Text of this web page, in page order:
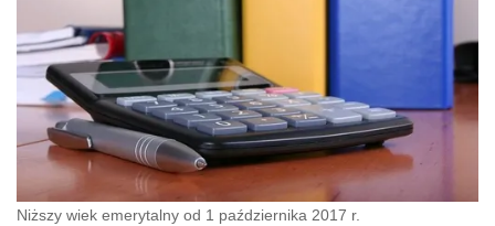
Niższy wiek emerytalny od 1 października 2017 r.